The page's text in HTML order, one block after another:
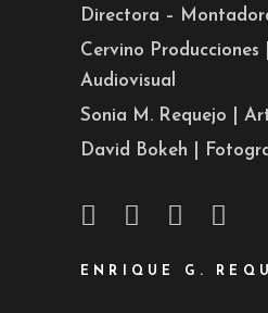
Directora –
Cervino
Audiovisual
Sonia M. Requejo |
David Bokeh |
ENRIQUE G.